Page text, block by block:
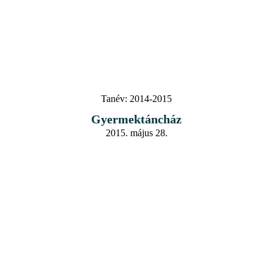
Tanév: 2014-2015
Gyermektáncház
2015. május 28.